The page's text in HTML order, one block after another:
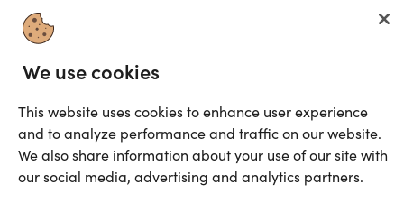
Vous faites actuellement vos achats en France CHANGER
©2025 Prezzee Pty Limited ACN 602 963 422 et/ou ses affiliés. Tous droits
réservés
We use cookies
This website uses cookies to enhance user experience
and to analyze performance and traffic on our website.
We also share information about your use of our site with
our social media, advertising and analytics partners.